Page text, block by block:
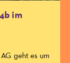
im
AG geht es um